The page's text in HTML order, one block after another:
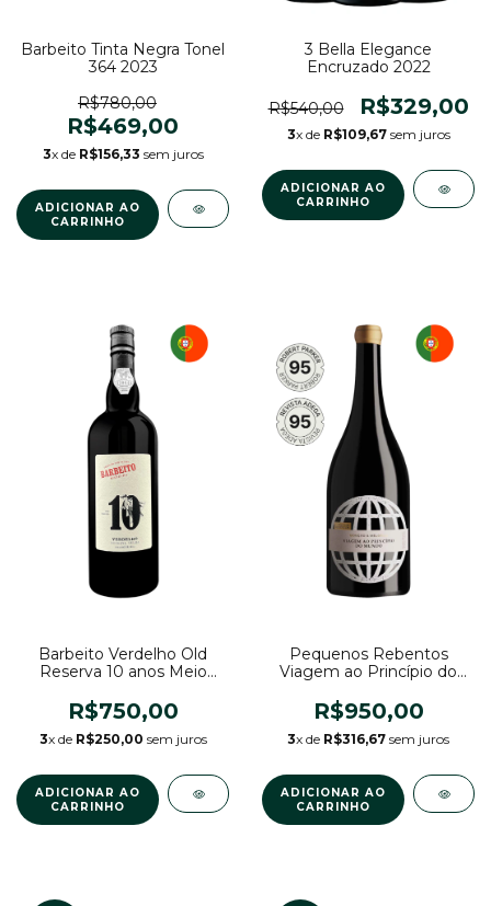
Barbeito Tinta Negra Tonel
364 2023
R$780,00
R$469,00
3x de R$156,33 sem juros
3 Bella Elegance
Encruzado 2022
R$540,00 R$329,00
3x de R$109,67sem juros
Barbeito Verdelho Old
Reserva 10 anos Meio
R$750,00
3x de R$250,00 sem juros
Pequenos Rebentos
Viagem ao Princípio do
R$950,00
3x de R$316,67 sem juros